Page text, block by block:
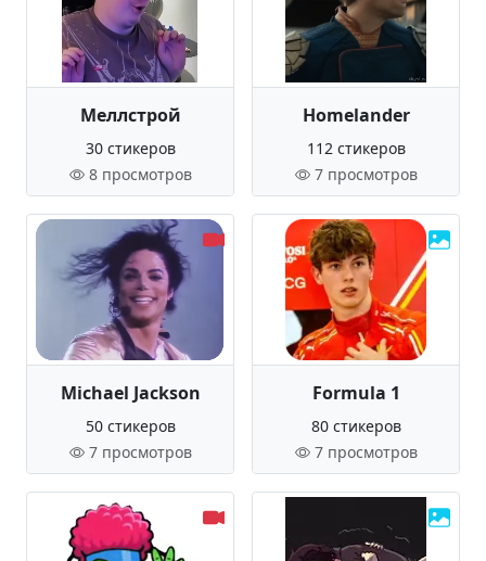
Меллстрой
30 стикеров
8 просмотров
Homelander
112 стикеров
7 просмотров
Michael Jackson
50 стикеров
7 просмотров
Formula 1
80 стикеров
7 просмотров